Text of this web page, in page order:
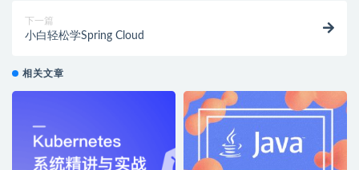
下一篇
小白轻松学Spring Cloud
相关文章